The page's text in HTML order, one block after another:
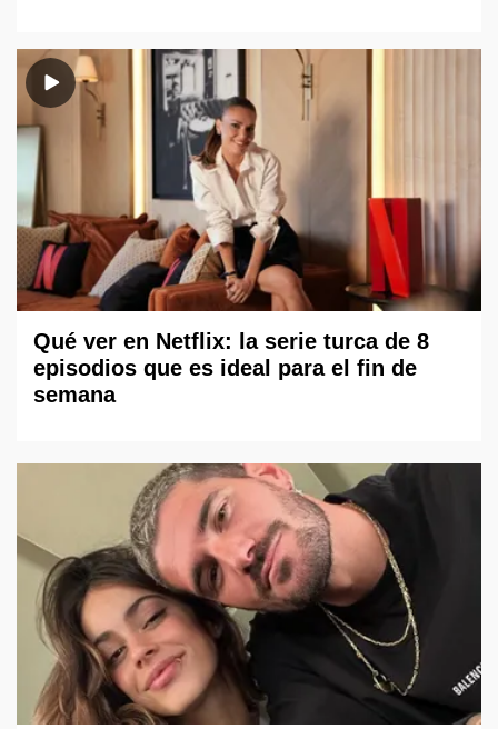
Qué ver en Netflix: la serie turca de 8
episodios que es ideal para el fin de
semana